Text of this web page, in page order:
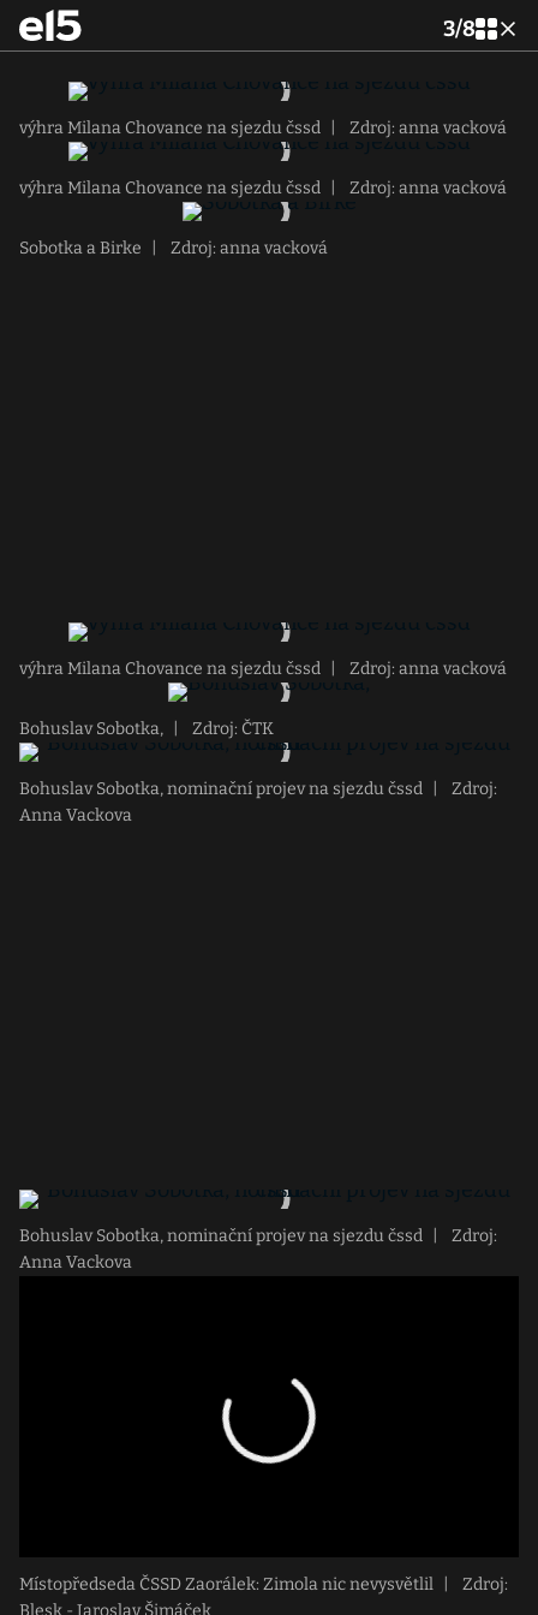
3/8
výhra Milana Chovance na sjezdu čssd Zdroj: anna vacková
výhra Milana Chovance na sjezdu čssd Zdroj: anna vacková
Sobotka a Birke Zdroj: anna vacková
výhra Milana Chovance na sjezdu čssd Zdroj: anna vacková
Bohuslav Sobotka, Zdroj: ČTK
Bohuslav Sobotka, nominační projev na sjezdu čssd
Zdroj:
Anna Vackova
Bohuslav Sobotka, nominační projev na sjezdu čssd
Zdroj:
Anna Vackova
Místopředseda ČSSD Zaorálek: Zimola nic nevysvětlil
Zdroj:
Blesk - Jaroslav Šimáček